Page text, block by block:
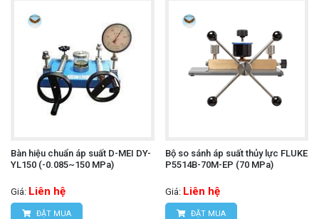
Bàn hiệu chuẩn áp suất D-MEI DY-
YL150 (-0.085~150 MPa)
Giá: Liên hệ
ĐẶT MUA
Bộ so sánh áp suất thủy lực FLUKE
P5514B-70M-EP (70 MPa)
Giá: Liên hệ
ĐẶT MUA